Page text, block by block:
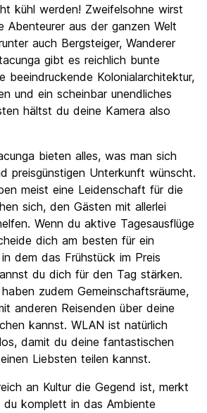
kühl werden! Zweifelsohne wirst
Abenteurer aus der ganzen Welt
auch Bergsteiger, Wanderer
gibt es reichlich bunte
beeindruckende Kolonialarchitektur,
und ein scheinbar unendliches
hältst du deine Kamera also
bieten alles, was man sich
preisgünstigen Unterkunft wünscht.
meist eine Leidenschaft für die
sich, den Gästen mit allerlei
Wenn du aktive Tagesausflüge
dich am besten für ein
dem das Frühstück im Preis
du dich für den Tag stärken.
zudem Gemeinschaftsräume,
anderen Reisenden über deine
kannst. WLAN ist natürlich
damit du deine fantastischen
Liebsten teilen kannst.
an Kultur die Gegend ist, merkt
du komplett in das Ambiente